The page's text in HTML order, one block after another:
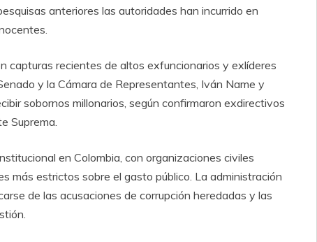
anteriores las autoridades han incurrido en
capturas recientes de altos exfuncionarios y exlíderes
y la Cámara de Representantes, Iván Name y
sobornos millonarios, según confirmaron exdirectivos
Suprema.
en Colombia, con organizaciones civiles
más estrictos sobre el gasto público. La administración
de las acusaciones de corrupción heredadas y las